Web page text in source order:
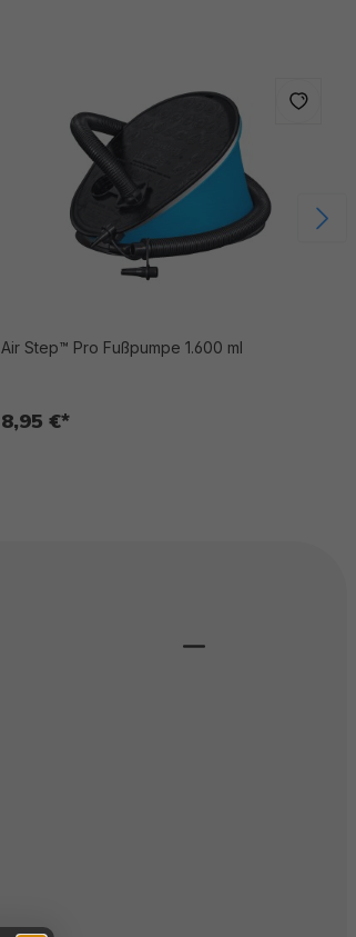
Air Step™ Pro Fußpumpe 1.600 ml
8,95 €*